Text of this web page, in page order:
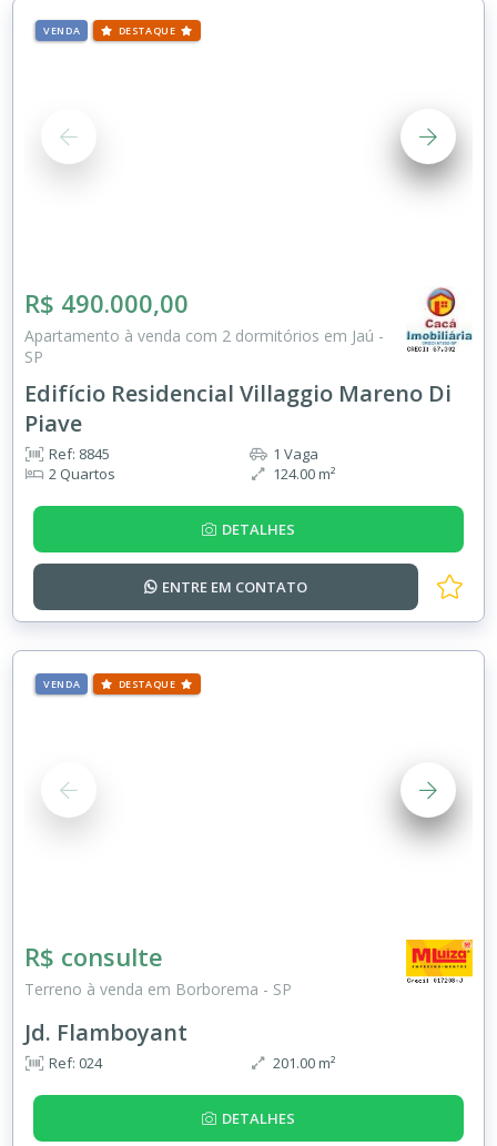
VENDA DESTAQUE
R$ 490.000,00
Apartamento à venda com 2 dormitórios em Jaú -
SP
Edifício Residencial Villaggio Mareno Di
Piave
Ref: 8845
2 Quartos
1 Vaga
124.00 m²
DETALHES
ENTRE EM CONTATO
VENDA DESTAQUE
R$ consulte
Terreno à venda em Borborema - SP
Jd. Flamboyant
Ref: 024 201.00 m²
DETALHES